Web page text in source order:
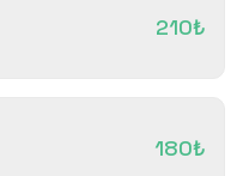
210₺
180₺